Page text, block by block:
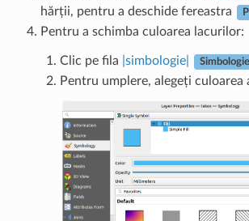
hărții, pentru a deschide fereastra
Pentru a schimba culoarea lacurilor:
Clic pe fila |simbologie|
Pentru umplere, alegeți culoarea